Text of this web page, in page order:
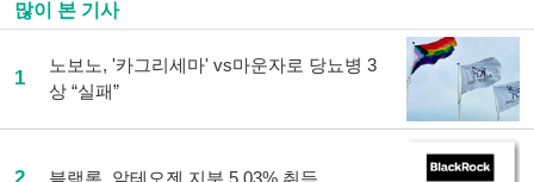
많이 본 기사
1
노보노, '카그리세마' vs마운자로 당뇨병 3
상 “실패”
2 블랙록, 알테오젠 지분 5.03% 취득